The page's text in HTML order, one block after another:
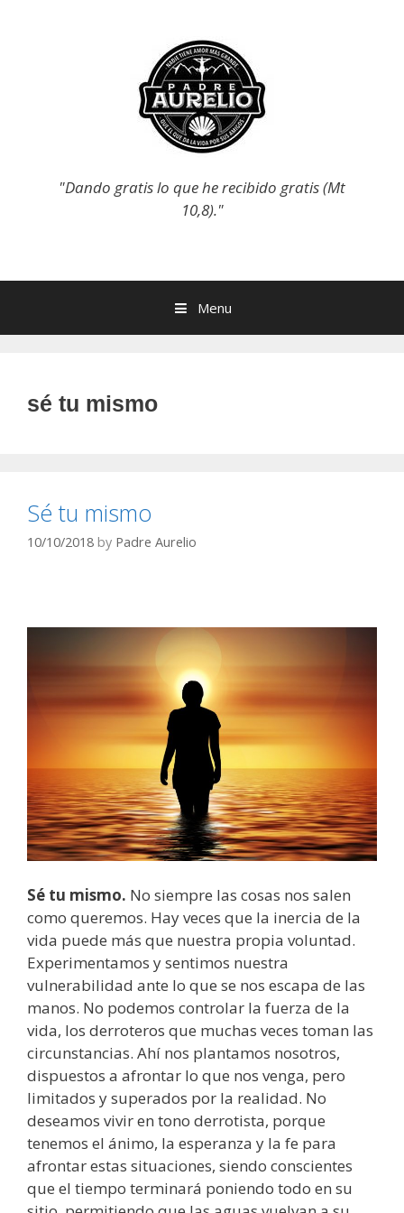
"Dando gratis lo que he recibido gratis (Mt
10,8)."
Menu
sé tu mismo
Sé tu mismo
10/10/2018 by Padre Aurelio
Sé tu mismo. No siempre las cosas nos salen
como queremos. Hay veces que la inercia de la
vida puede más que nuestra propia voluntad.
Experimentamos y sentimos nuestra
vulnerabilidad ante lo que se nos escapa de las
manos. No podemos controlar la fuerza de la
vida, los derroteros que muchas veces toman las
circunstancias. Ahí nos plantamos nosotros,
dispuestos a afrontar lo que nos venga, pero
limitados y superados por la realidad. No
deseamos vivir en tono derrotista, porque
tenemos el ánimo, la esperanza y la fe para
afrontar estas situaciones, siendo conscientes
que el tiempo terminará poniendo todo en su